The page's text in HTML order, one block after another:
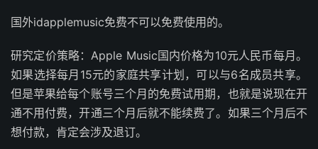
国外idapplemusic免费不可以免费使用的。
研究定价策略：Apple Music国内价格为10元人民币每月。
如果选择每月15元的家庭共享计划，可以与6名成员共享。
但是苹果给每个账号三个月的免费试用期，也就是说现在开
通不用付费，开通三个月后就不能续费了。如果三个月后不
想付款，肯定会涉及退订。